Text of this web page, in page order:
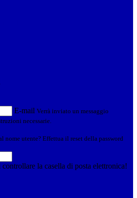
E-mail Verrà inviato un messaggio
necessarie.
nome utente? Effettua il reset della password
la casella di posta elettronica!